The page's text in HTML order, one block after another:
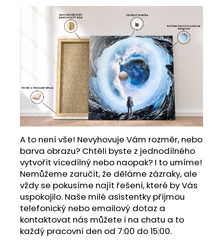
A to není vše! Nevyhovuje Vám rozměr, nebo
barva obrazu? Chtěli byste z jednodílného
vytvořit vícedílný nebo naopak? I to umíme!
Nemůžeme zaručit, že děláme zázraky, ale
vždy se pokusíme najít řešení, které by Vás
uspokojilo. Naše milé asistentky přijmou
telefonický nebo emailový dotaz a
kontaktovat nás můžete i na chatu a to
každý pracovní den od 7:00 do 15:00.